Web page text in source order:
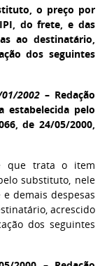
o preço por
do frete, e das
ao destinatário,
dos seguintes
2002– Redação
estabelecida pelo
de 24/05/2000,
que trata o item
substituto, nele
demais despesas
acrescido
dos seguintes